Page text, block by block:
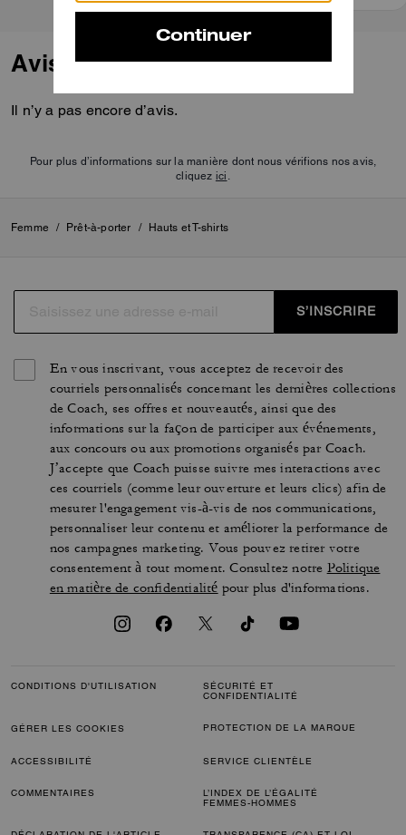
Avis
Il n’y a pas encore d’avis.
Pour plus d’informations sur la manière dont nous vérifions nos avis,
cliquez ici
Femme / Prêt-à-porter / Hauts et T-shirts
S’INSCRIRE
En vous inscrivant, vous acceptez de recevoir des
courriels personnalisés concernant les dernières collections
de Coach, ses offres et nouveautés, ainsi que des
informations sur la façon de participer aux événements,
aux concours ou aux promotions organisés par Coach.
J’accepte que Coach puisse suivre mes interactions avec
ces courriels (comme leur ouverture et leurs clics) afin de
mesurer l'engagement vis-à-vis de nos communications,
personnaliser leur contenu et améliorer la performance de
nos campagnes marketing. Vous pouvez retirer votre
consentement à tout moment. Consultez notre Politique
en matière de confidentialité pour plus d'informations.
CONDITIONS D'UTILISATION
SÉCURITÉ ET
CONFIDENTIALITÉ
GÉRER LES COOKIES PROTECTION DE LA MARQUE
ACCESSIBILITÉ SERVICE CLIENTÈLE
COMMENTAIRES
L’INDEX DE L’ÉGALITÉ
FEMMES-HOMMES